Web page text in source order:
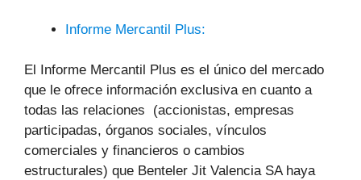
Informe Mercantil Plus:
El Informe Mercantil Plus es el único del mercado
que le ofrece información exclusiva en cuanto a
todas las relaciones (accionistas, empresas
participadas, órganos sociales, vínculos
comerciales y financieros o cambios
estructurales) que Benteler Jit Valencia SA haya